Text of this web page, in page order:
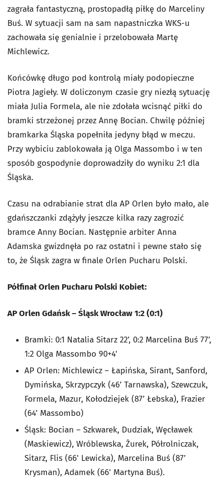
zagrała fantastyczną, prostopadłą piłkę do Marceliny
Buś. W sytuacji sam na sam napastniczka WKS-u
zachowała się genialnie i przelobowała Martę
Michlewicz.
Końcówkę długo pod kontrolą miały podopieczne
Piotra Jagieły. W doliczonym czasie gry niezłą sytuację
miała Julia Formela, ale nie zdołała wcisnąć piłki do
bramki strzeżonej przez Annę Bocian. Chwilę później
bramkarka Śląska popełniła jedyny błąd w meczu.
Przy wybiciu zablokowała ją Olga Massombo i w ten
sposób gospodynie doprowadziły do wyniku 2:1 dla
Śląska.
Czasu na odrabianie strat dla AP Orlen było mało, ale
gdańszczanki zdążyły jeszcze kilka razy zagrozić
bramce Anny Bocian. Następnie arbiter Anna
Adamska gwizdnęła po raz ostatni i pewne stało się
to, że Śląsk zagra w finale Orlen Pucharu Polski.
Półfinał Orlen Pucharu Polski Kobiet:
AP Orlen Gdańsk – Śląsk Wrocław 1:2 (0:1)
Bramki: 0:1 Natalia Sitarz 22’, 0:2 Marcelina Buś 77’,
1:2 Olga Massombo 90+4'
AP Orlen: Michlewicz – Łapińska, Sirant, Sanford,
Dymińska, Skrzypczyk (46’ Tarnawska), Szewczuk,
Formela, Mazur, Kołodziejek (87’ Łebska), Frazier
(64’ Massombo)
Śląsk: Bocian – Szkwarek, Dudziak, Węcławek
(Maskiewicz), Wróblewska, Żurek, Półrolniczak,
Sitarz, Flis (66' Lewicka), Marcelina Buś (87’
Krysman), Adamek (66' Martyna Buś).